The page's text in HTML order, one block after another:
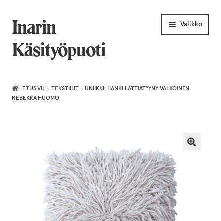
Siirry
navigointiin
Siirry
sisältöön
Inarin
Käsityöpuoti
Valikko
Uniikkiviikko
Puusepäntuotteet
ETUSIVU TEKSTIILIT
UNIIKKI: HANKI LATTIATYYNY VALKOINEN
REBEKKA HUOMO